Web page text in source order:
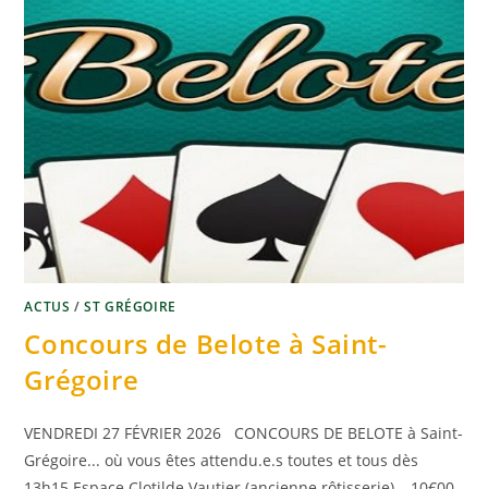
ACTUS /ST GRÉGOIRE
Concours de Belote à Saint-
Grégoire
VENDREDI 27 FÉVRIER 2026 CONCOURS DE BELOTE à Saint-
Grégoire... où vous êtes attendu.e.s toutes et tous dès